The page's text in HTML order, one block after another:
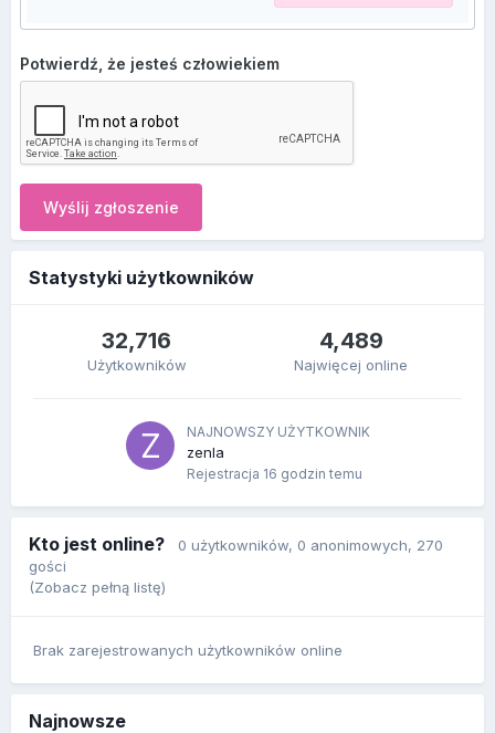
Potwierdź, że jesteś człowiekiem
Wyślij zgłoszenie
Statystyki użytkowników
32,716
Użytkowników
4,489
Najwięcej online
NAJNOWSZY UŻYTKOWNIK
zenla
Rejestracja 16 godzin temu
Kto jest online? 0 użytkowników, 0 anonimowych, 270
gości
(Zobacz pełną listę)
Brak zarejestrowanych użytkowników online
Najnowsze